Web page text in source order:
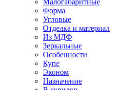
Малогабаритные
Форма
Угловые
Отделка и материал
Из МДФ
Зеркальные
Особенности
Купе
Эконом
Назначение